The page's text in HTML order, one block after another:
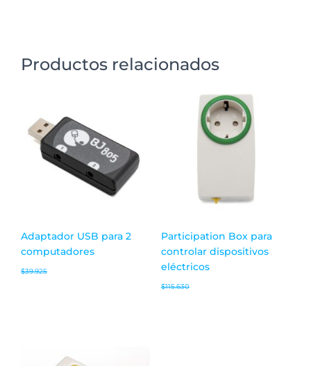
Productos relacionados
Adaptador USB para 2
computadores
$39.925
Participation Box para
controlar dispositivos
eléctricos
$115.630